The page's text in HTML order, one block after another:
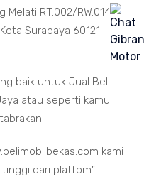
Melati RT.002/RW.014
Surabaya 60121
baik untuk Jual Beli
atau seperti kamu
kami
dari platfom"